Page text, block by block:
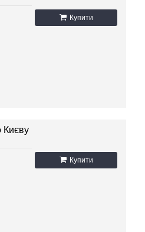
Купити
Купити
Києву